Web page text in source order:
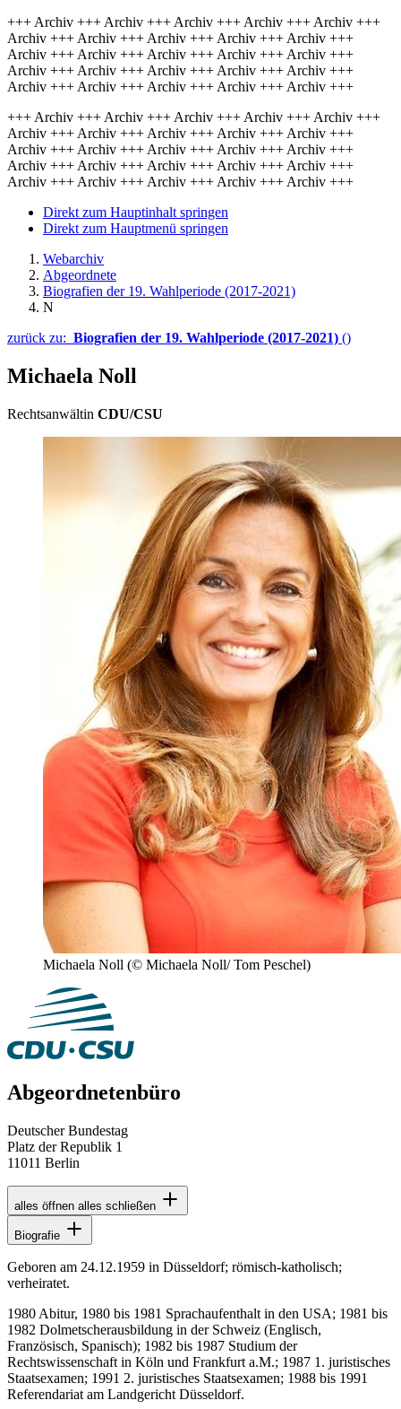
+++ Archiv +++ Archiv +++ Archiv +++ Archiv +++ Archiv +++
Archiv +++ Archiv +++ Archiv +++ Archiv +++ Archiv +++
Archiv +++ Archiv +++ Archiv +++ Archiv +++ Archiv +++
Archiv +++ Archiv +++ Archiv +++ Archiv +++ Archiv +++
Archiv +++ Archiv +++ Archiv +++ Archiv +++ Archiv +++
+++ Archiv +++ Archiv +++ Archiv +++ Archiv +++ Archiv +++
Archiv +++ Archiv +++ Archiv +++ Archiv +++ Archiv +++
Archiv +++ Archiv +++ Archiv +++ Archiv +++ Archiv +++
Archiv +++ Archiv +++ Archiv +++ Archiv +++ Archiv +++
Archiv +++ Archiv +++ Archiv +++ Archiv +++ Archiv +++
Direkt zum Hauptinhalt springen
Direkt zum Hauptmenü springen
Webarchiv
Abgeordnete
Biografien der 19. Wahlperiode (2017-2021)
N
zurück zu: Biografien der 19. Wahlperiode (2017-2021) ()
Michaela Noll
Rechtsanwältin CDU/CSU
Michaela Noll (© Michaela Noll/ Tom Peschel)
Abgeordnetenbüro
Deutscher Bundestag
Platz der Republik 1
11011 Berlin
alles öffnen alles schließen
Biografie
Geboren am 24.12.1959 in Düsseldorf; römisch-katholisch;
verheiratet.
1980 Abitur, 1980 bis 1981 Sprachaufenthalt in den USA; 1981 bis
1982 Dolmetscherausbildung in der Schweiz (Englisch,
Französisch, Spanisch); 1982 bis 1987 Studium der
Rechtswissenschaft in Köln und Frankfurt a.M.; 1987 1. juristisches
Staatsexamen; 1991 2. juristisches Staatsexamen; 1988 bis 1991
Referendariat am Landgericht Düsseldorf.